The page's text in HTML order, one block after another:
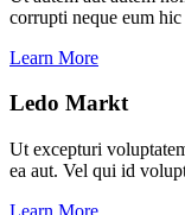
corrupti neque eum
Learn More
Ledo Markt
Ut excepturi
ea aut. Vel qui id